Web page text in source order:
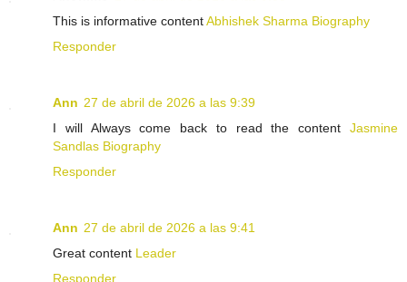
This is informative contentAbhishek Sharma Biography
Responder
Ann 27 de abril de 2026 a las 9:39
I will Always come back to read the content Jasmine
Sandlas Biography
Responder
Ann 27 de abril de 2026 a las 9:41
Great content Leader
Responder